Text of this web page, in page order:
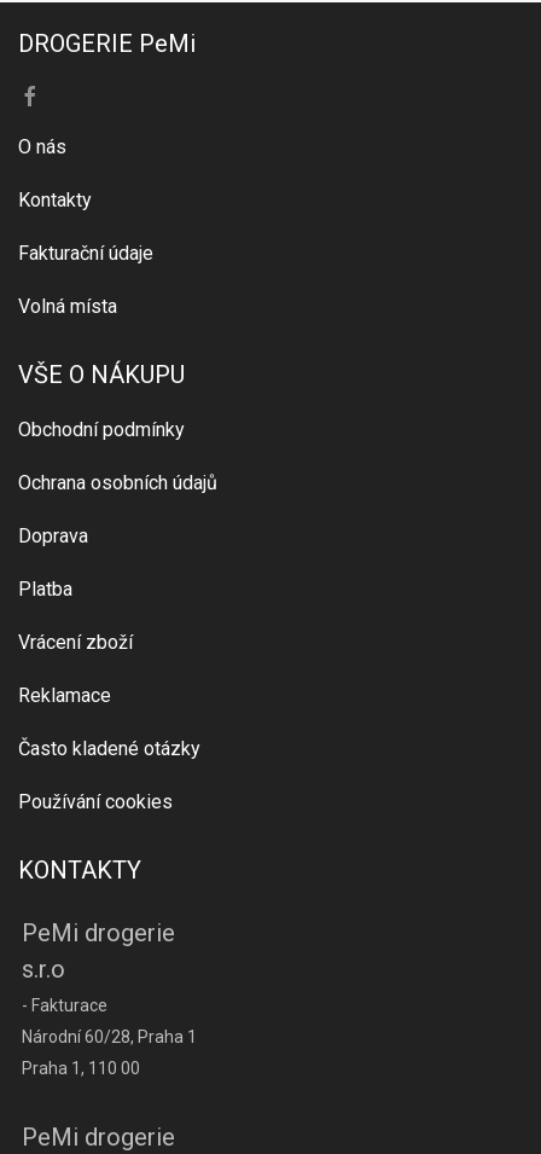
DROGERIE PeMi
O nás
Kontakty
Fakturační údaje
Volná místa
VŠE O NÁKUPU
Obchodní podmínky
Ochrana osobních údajů
Doprava
Platba
Vrácení zboží
Reklamace
Často kladené otázky
Používání cookies
KONTAKTY
PeMi drogerie
s.r.o
- Fakturace
Národní 60/28, Praha 1
Praha 1, 110 00
PeMi drogerie